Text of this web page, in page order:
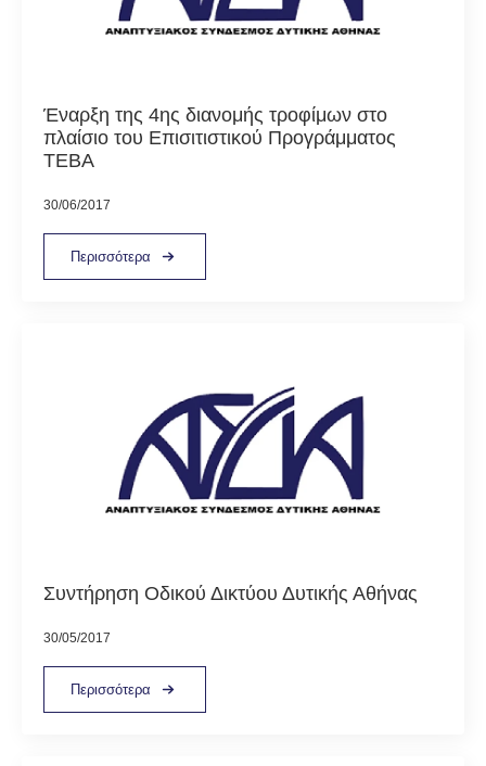
Έναρξη της 4ης διανομής τροφίμων στο
πλαίσιο του Επισιτιστικού Προγράμματος
ΤΕΒΑ
30/06/2017
Περισσότερα
Συντήρηση Οδικού Δικτύου Δυτικής Αθήνας
30/05/2017
Περισσότερα